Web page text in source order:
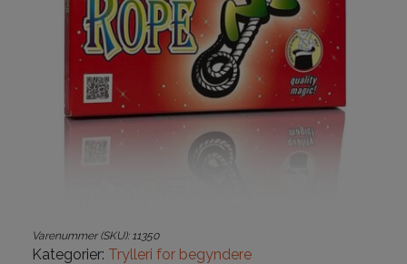
Varenummer (SKU): 11350
Kategorier: Trylleri for begyndere